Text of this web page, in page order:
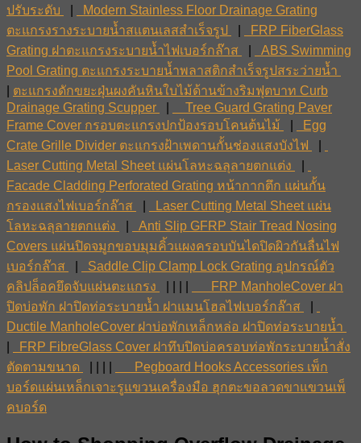
ปรับระดับ
Modern Stainless Floor Drainage Grating
ตะแกรงรางระบายน้ำสแตนเลสสำเร็จรูป
FRP FiberGlass
Grating ฝาตะแกรงระบายน้ำไฟเบอร์กล๊าส
ABS Swimming
Pool Grating ตะแกรงระบายน้ำพลาสติกสำเร็จรูปสระว่ายน้ำ
ตะแกรงดักขยะฝุ่นผงคันหินใบไม้ด้านข้างริมฟุตบาท Curb
Drainage Grating Scupper
Tree Guard Grating Paver
Frame Cover กรอบตะแกรงปกป้องรอบโคนต้นไม้
Egg
Crate Grille Divider ตะแกรงฝ้าเพดานกั้นช่องแสงบังไฟ
Laser Cutting Metal Sheet แผ่นโลหะฉลุลายตกแต่ง
Facade Cladding Perforated Grating หน้ากากตึก แผ่นกั้น
กรองแสงไฟเบอร์กล๊าส
Laser Cutting Metal Sheet แผ่น
โลหะฉลุลายตกแต่ง
Anti Slip GFRP Stair Tread Nosing
Covers แผ่นปิดจมูกขอบมุมคิ้วแผงครอบบันไดปิดผิวกันลื่นไฟ
เบอร์กล๊าส
Saddle Clip Clamp Lock Grating อุปกรณ์ตัว
คลิปล็อคยึดจับแผ่นตะแกรง
FRP ManholeCover ฝา
ปิดบ่อพัก ฝาปิดท่อระบายน้ำ ฝาแมนโฮลไฟเบอร์กล๊าส
Ductile ManholeCover ฝาบ่อพักเหล็กหล่อ ฝาปิดท่อระบายน้ำ
FRP FibreGlass Cover ฝาทึบปิดบ่อครอบท่อพักระบายน้ำสั่ง
ตัดตามขนาด
Pegboard Hooks Accessories เพ็ก
บอร์ดแผ่นเหล็กเจาะรูแขวนเครื่องมือ ฮุกตะขอลวดขาแขวนเพ็
คบอร์ด